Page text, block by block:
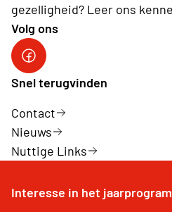
gezelligheid? Leer ons
Volg ons
Facebook
Snel terugvinden
Contact
Nieuws
Nuttige Links
Interesse in het